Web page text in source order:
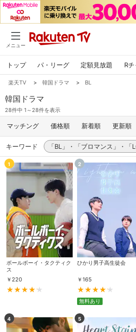
メニュー
トップ パ・リーグ 定額見放題 R
楽天TV > 韓国ドラマ > BL
韓国ドラマ
28件中 1～28件を表示
マッチング 価格順 新着順 更新順
キーワード 「BL」・「ブロマンス」・
1
ボールボーイ・タクティク
ス
￥ 220
2
ひかり男子高生徒会
￥165
無料あり
4 5